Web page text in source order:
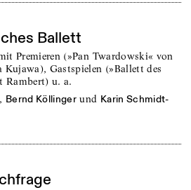
Ballett
Premieren (»Pan Twardowski« von
Kujawa), Gastspielen (»Ballett des
Rambert) u. a.
, Bernd Köllinger und Karin Schmidt-